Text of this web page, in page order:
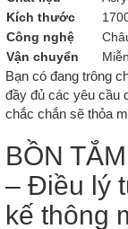
Kích thước
Công nghệ
Vận chuyển
Bạn có đang trông
đầy đủ các yêu cầu
chắc chắn sẽ thỏa
BỒN
– Điều lý
kế thông